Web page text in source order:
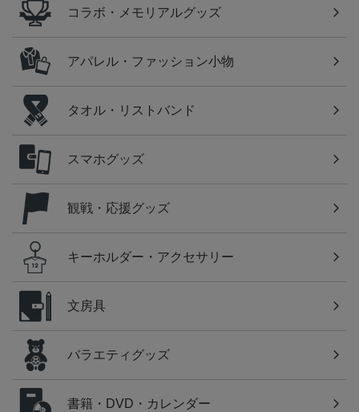
コラボ・メモリアルグッズ
アパレル・ファッション小物
タオル・リストバンド
スマホグッズ
観戦・応援グッズ
キーホルダー・アクセサリー
文房具
バラエティグッズ
書籍・DVD・カレンダー